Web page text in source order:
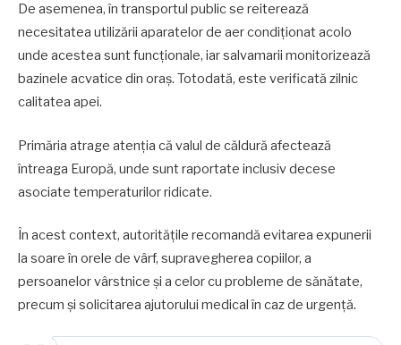
De asemenea, în transportul public se reiterează
necesitatea utilizării aparatelor de aer condiționat acolo
unde acestea sunt funcționale, iar salvamarii monitorizează
bazinele acvatice din oraș. Totodată, este verificată zilnic
calitatea apei.
Primăria atrage atenția că valul de căldură afectează
întreaga Europă, unde sunt raportate inclusiv decese
asociate temperaturilor ridicate.
În acest context, autoritățile recomandă evitarea expunerii
la soare în orele de vârf, supravegherea copiilor, a
persoanelor vârstnice și a celor cu probleme de sănătate,
precum și solicitarea ajutorului medical în caz de urgență.